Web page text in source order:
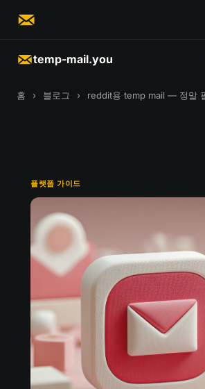
temp-mail.you
홈 › 블로그 › reddit용 temp mail — 정말
플랫폼 가이드